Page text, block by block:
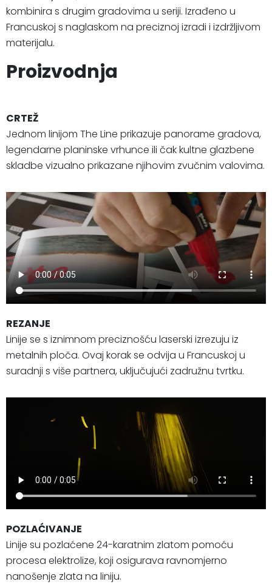
kombinira s drugim gradovima u seriji. Izrađeno u
Francuskoj s naglaskom na preciznoj izradi i izdržljivom
materijalu.
Proizvodnja
CRTEŽ
Jednom linijom The Line prikazuje panorame gradova,
legendarne planinske vrhunce ili čak kultne glazbene
skladbe vizualno prikazane njihovim zvučnim valovima.
REZANJE
Linije se s iznimnom preciznošću laserski izrezuju iz
metalnih ploča. Ovaj korak se odvija u Francuskoj u
suradnji s više partnera, uključujući zadružnu tvrtku.
POZLAĆIVANJE
Linije su pozlaćene 24-karatnim zlatom pomoću
procesa elektrolize, koji osigurava ravnomjerno
nanošenje zlata na liniju.